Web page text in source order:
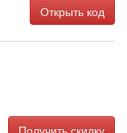
Открыть код
Получить скидку